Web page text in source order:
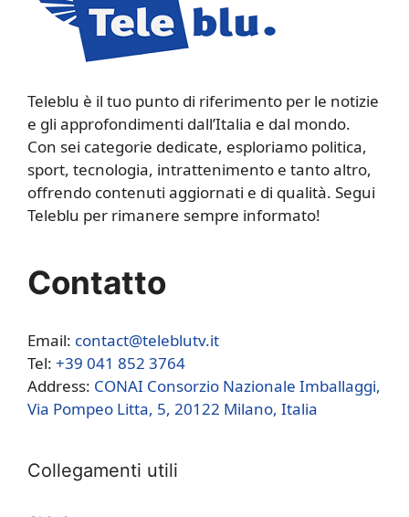
Teleblu è il tuo punto di riferimento per le notizie
e gli approfondimenti dall’Italia e dal mondo.
Con sei categorie dedicate, esploriamo politica,
sport, tecnologia, intrattenimento e tanto altro,
offrendo contenuti aggiornati e di qualità. Segui
Teleblu per rimanere sempre informato!
Contatto
Email: contact@teleblutv.it
Tel: +39 041 852 3764
Address: CONAI Consorzio Nazionale Imballaggi,
Via Pompeo Litta, 5, 20122 Milano, Italia
Collegamenti utili